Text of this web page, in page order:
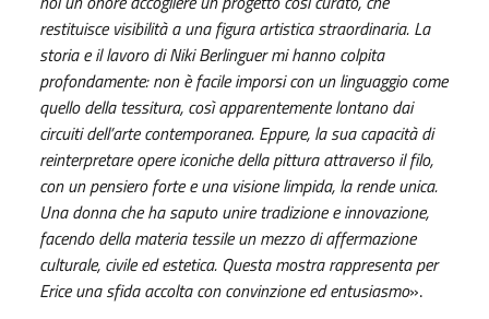
restituisce visibilità a una figura artistica straordinaria. La
storia e il lavoro di Niki Berlinguer mi hanno colpita
profondamente: non è facile imporsi con un linguaggio come
quello della tessitura, così apparentemente lontano dai
circuiti dell’arte contemporanea. Eppure, la sua capacità di
reinterpretare opere iconiche della pittura attraverso il filo,
con un pensiero forte e una visione limpida, la rende unica.
Una donna che ha saputo unire tradizione e innovazione,
facendo della materia tessile un mezzo di affermazione
culturale, civile ed estetica. Questa mostra rappresenta per
Erice una sfida accolta con convinzione ed entusiasmo».